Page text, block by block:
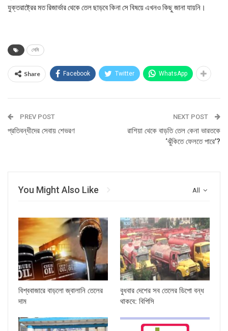
যুক্তরাষ্ট্রের মত রিজার্ভার থেকে তেল ছাড়বে কিনা সে বিষয়ে এখনও কিছু জানা যায়নি।
সেমি
Share Facebook Twitter WhatsApp
PREV POST
প্রতিবন্ধীদের সেবায় শেভরণ
NEXT POST
রাশিয়া থেকে বাড়তি তেল কেনা ভারতকে
‘ঝুঁকিতে ফেলতে পারে’?
All
You Might Also Like
বিশ্ববাজারে বাড়লো জ্বালানি তেলের
দাম
বুধবার দেশের সব তেলের ডিপো বন্ধ
থাকবে: বিপিসি